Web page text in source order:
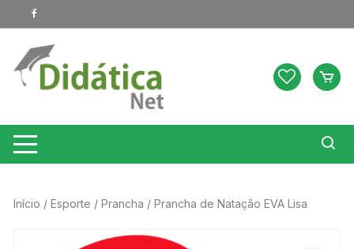
para
conteúdo
Início /Esporte /Prancha / Prancha de Natação EVA Lisa